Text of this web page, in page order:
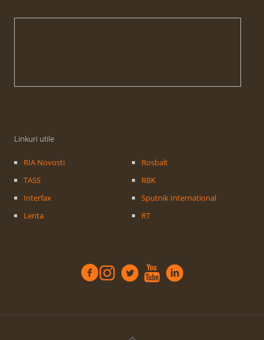
Linkuri utile
RIA Novosti
TASS
Interfax
Lenta
Rosbalt
RBK
Sputnik International
RT